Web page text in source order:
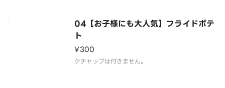
04【お子様にも大人気】フライドポテ
ト
¥300
ケチャップは付きません。